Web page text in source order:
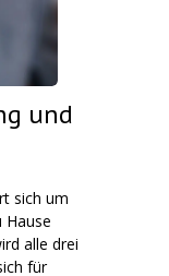
und
sich um
Hause
alle drei
für